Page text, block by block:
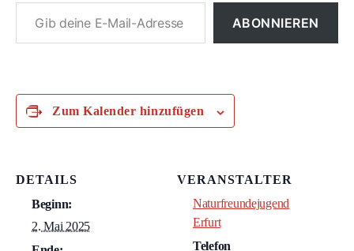
ABONNIEREN
Zum Kalender hinzufügen
DETAILS
Beginn:
2. Mai 2025
VERANSTALTER
Naturfreundejugend
Erfurt
Telefon